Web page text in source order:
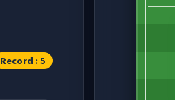
Record : 5